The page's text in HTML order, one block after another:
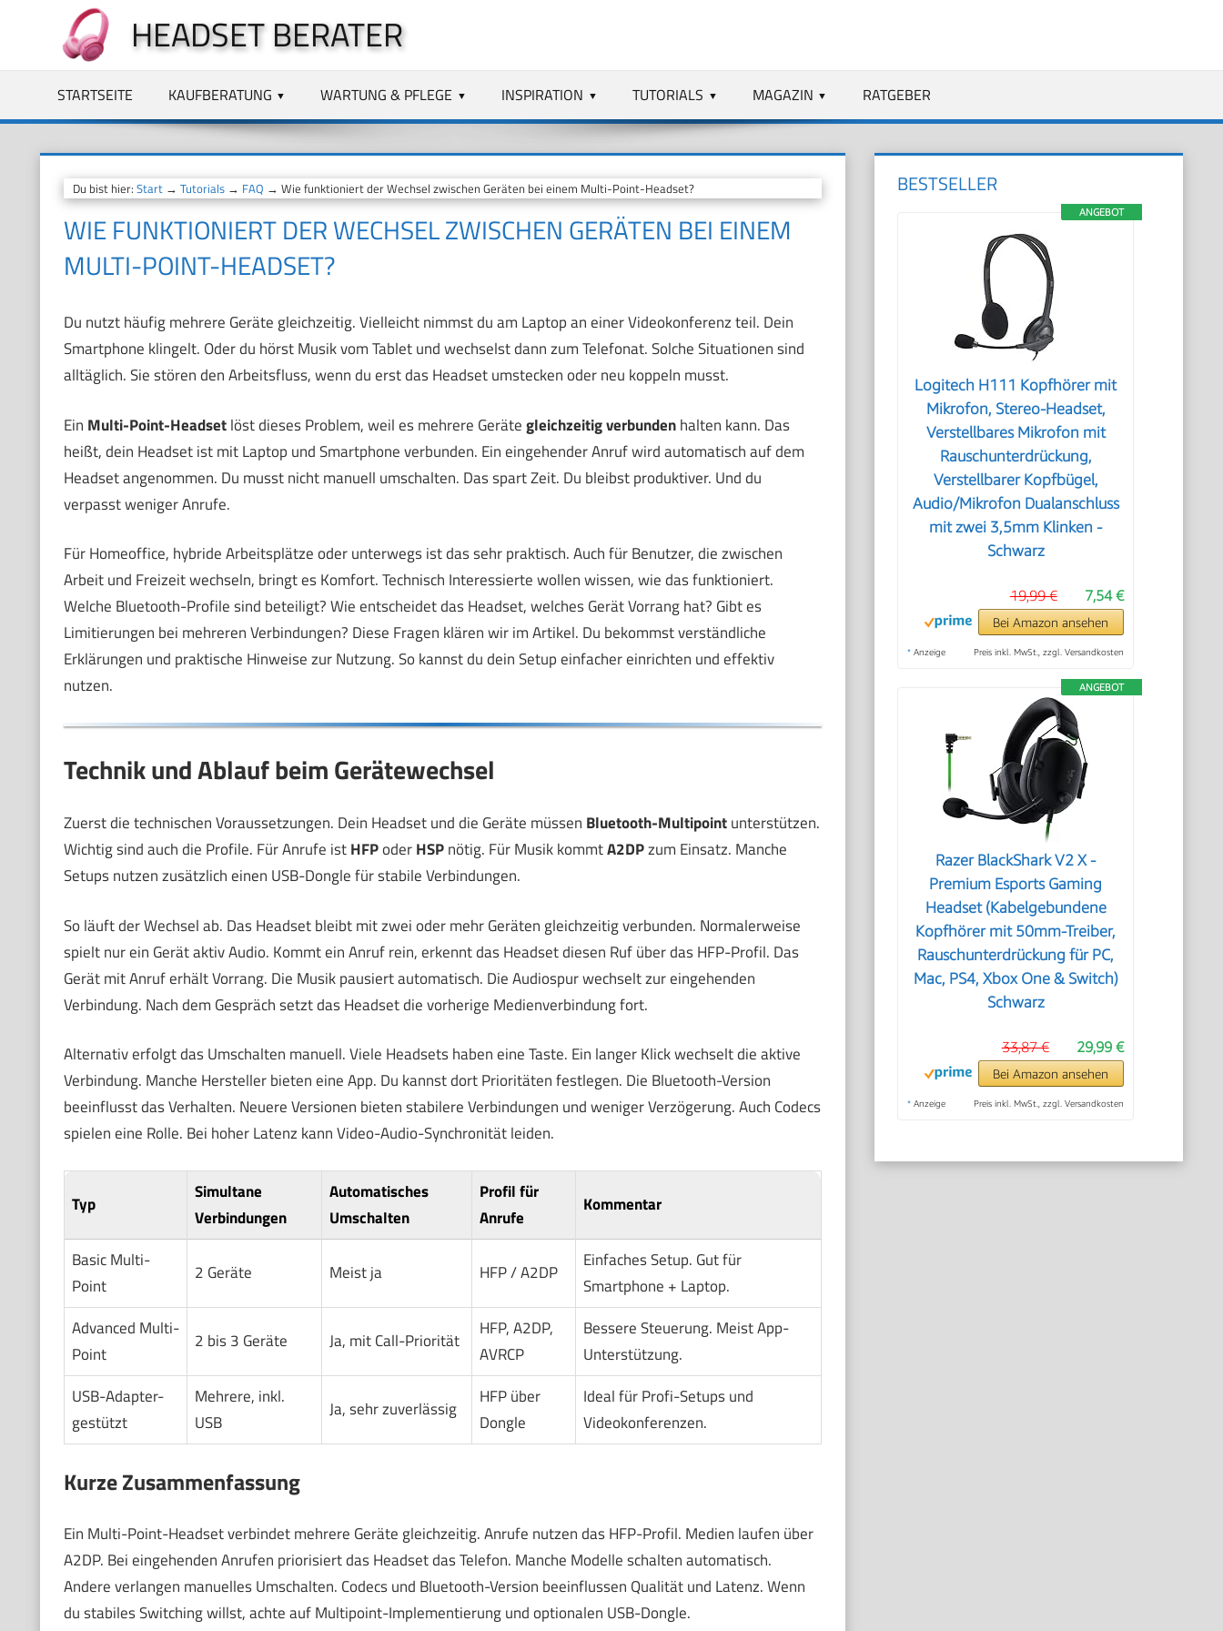
springen
HEADSET BERATER
STARTSEITE KAUFBERATUNG WARTUNG & PFLEGE INSPIRATION TUTORIALS MAGAZIN RATGEBER
Du bist hier: Start→ Tutorials→ FAQ → Wie funktioniert der Wechsel zwischen Geräten bei einem Multi-Point-Headset?
WIE FUNKTIONIERT DER WECHSEL ZWISCHEN GERÄTEN BEI EINEM
MULTI-POINT-HEADSET?
Du nutzt häufig mehrere Geräte gleichzeitig. Vielleicht nimmst du am Laptop an einer Videokonferenz teil. Dein
Smartphone klingelt. Oder du hörst Musik vom Tablet und wechselst dann zum Telefonat. Solche Situationen sind
alltäglich. Sie stören den Arbeitsfluss, wenn du erst das Headset umstecken oder neu koppeln musst.
Ein Multi-Point-Headsetlöst dieses Problem, weil es mehrere Gerätegleichzeitig verbundenhalten kann. Das
heißt, dein Headset ist mit Laptop und Smartphone verbunden. Ein eingehender Anruf wird automatisch auf dem
Headset angenommen. Du musst nicht manuell umschalten. Das spart Zeit. Du bleibst produktiver. Und du
verpasst weniger Anrufe.
Für Homeoffice, hybride Arbeitsplätze oder unterwegs ist das sehr praktisch. Auch für Benutzer, die zwischen
Arbeit und Freizeit wechseln, bringt es Komfort. Technisch Interessierte wollen wissen, wie das funktioniert.
Welche Bluetooth-Profile sind beteiligt? Wie entscheidet das Headset, welches Gerät Vorrang hat? Gibt es
Limitierungen bei mehreren Verbindungen? Diese Fragen klären wir im Artikel. Du bekommst verständliche
Erklärungen und praktische Hinweise zur Nutzung. So kannst du dein Setup einfacher einrichten und effektiv
nutzen.
Technik und Ablauf beim Gerätewechsel
Zuerst die technischen Voraussetzungen. Dein Headset und die Geräte müssen Bluetooth-Multipointunterstützen.
Wichtig sind auch die Profile. Für Anrufe istHFPoderHSPnötig. Für Musik kommtA2DPzum Einsatz. Manche
Setups nutzen zusätzlich einen USB-Dongle für stabile Verbindungen.
So läuft der Wechsel ab. Das Headset bleibt mit zwei oder mehr Geräten gleichzeitig verbunden. Normalerweise
spielt nur ein Gerät aktiv Audio. Kommt ein Anruf rein, erkennt das Headset diesen Ruf über das HFP-Profil. Das
Gerät mit Anruf erhält Vorrang. Die Musik pausiert automatisch. Die Audiospur wechselt zur eingehenden
Verbindung. Nach dem Gespräch setzt das Headset die vorherige Medienverbindung fort.
Alternativ erfolgt das Umschalten manuell. Viele Headsets haben eine Taste. Ein langer Klick wechselt die aktive
Verbindung. Manche Hersteller bieten eine App. Du kannst dort Prioritäten festlegen. Die Bluetooth-Version
beeinflusst das Verhalten. Neuere Versionen bieten stabilere Verbindungen und weniger Verzögerung. Auch Codecs
spielen eine Rolle. Bei hoher Latenz kann Video-Audio-Synchronität leiden.
Typ
Simultane
Verbindungen
Automatisches
Umschalten
Profil für
Anrufe
Kommentar
Basic Multi-
Point
2 Geräte Meist ja HFP / A2DP
Einfaches Setup. Gut für
Smartphone + Laptop.
Advanced Multi-
Point
2 bis 3 Geräte Ja, mit Call-Priorität
HFP, A2DP,
AVRCP
Bessere Steuerung. Meist App-
Unterstützung.
USB-Adapter-
gestützt
Mehrere, inkl.
USB
Ja, sehr zuverlässig
HFP über
Dongle
Ideal für Profi-Setups und
Videokonferenzen.
Kurze Zusammenfassung
Ein Multi-Point-Headset verbindet mehrere Geräte gleichzeitig. Anrufe nutzen das HFP-Profil. Medien laufen über
A2DP. Bei eingehenden Anrufen priorisiert das Headset das Telefon. Manche Modelle schalten automatisch.
Andere verlangen manuelles Umschalten. Codecs und Bluetooth-Version beeinflussen Qualität und Latenz. Wenn
du stabiles Switching willst, achte auf Multipoint-Implementierung und optionalen USB-Dongle.
BESTSELLER
ANGEBOT
Logitech H111 Kopfhörer mit
Mikrofon, Stereo-Headset,
Verstellbares Mikrofon mit
Rauschunterdrückung,
Verstellbarer Kopfbügel,
Audio/Mikrofon Dualanschluss
mit zwei 3,5mm Klinken -
Schwarz
7,54 €
19,99 €
Bei Amazon ansehen
* Anzeige Preis inkl. MwSt., zzgl. Versandkosten
ANGEBOT
Razer BlackShark V2 X -
Premium Esports Gaming
Headset (Kabelgebundene
Kopfhörer mit 50mm-Treiber,
Rauschunterdrückung für PC,
Mac, PS4, Xbox One & Switch)
Schwarz
29,99 €
33,87 €
Bei Amazon ansehen
* Anzeige Preis inkl. MwSt., zzgl. Versandkosten